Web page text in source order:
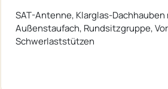
SAT-Antenne, Klarglas-
Außenstaufach, Rundsitzgruppe,
Schwerlaststützen